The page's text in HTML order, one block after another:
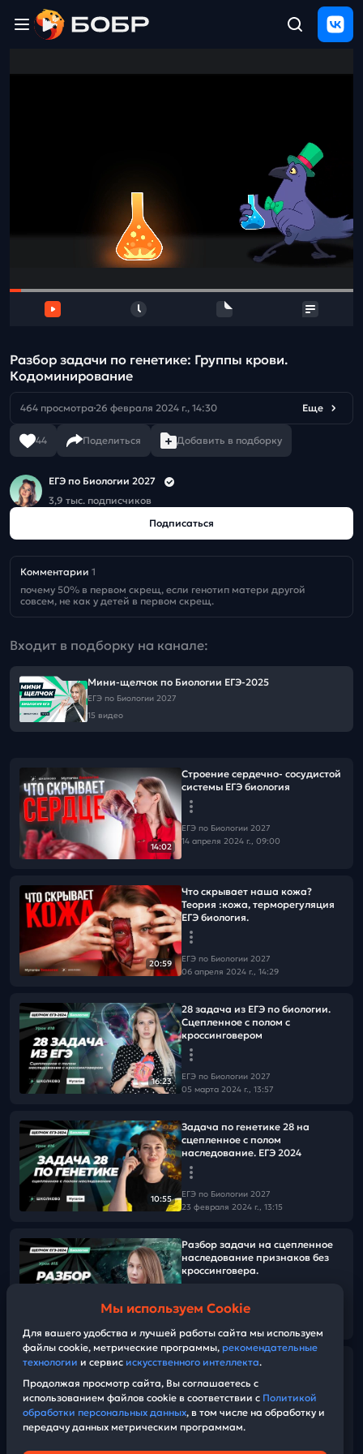
и
Разбор задачи по генетике: Группы крови.
Кодоминирование
464 просмотра 26 февраля 2024 г., 14:30 Еще
44 Поделиться Добавить в подборку
ЕГЭ по Биологии 2027
3,9 тыс. подписчиков
Подписаться
Комментарии 1
почему 50% в первом скрещ, если генотип матери другой
совсем, не как у детей в первом скрещ.
Входит в подборку на канале:
Мини-щелчок по Биологии ЕГЭ-2025
ЕГЭ по Биологии 2027
15 видео
14:02
Строение сердечно- сосудистой
системы ЕГЭ биология
ЕГЭ по Биологии 2027
14 апреля 2024 г., 09:00
20:59
Что скрывает наша кожа?
Теория :кожа, терморегуляция
ЕГЭ биология.
ЕГЭ по Биологии 2027
06 апреля 2024 г., 14:29
16:23
28 задача из ЕГЭ по биологии.
Сцепленное с полом с
кроссинговером
ЕГЭ по Биологии 2027
05 марта 2024 г., 13:57
10:55
Задача по генетике 28 на
сцепленное с полом
наследование. ЕГЭ 2024
ЕГЭ по Биологии 2027
23 февраля 2024 г., 13:15
08:15
Разбор задачи на сцепленное
наследование признаков без
кроссинговера.
ЕГЭ по Биологии 2027
10:43
Разбор задачи по генетике "4
кроссинговером
ЕГЭ по Биологии 2027
Мы используем Cookie
Для вашего удобства и лучшей работы сайта мы используем
файлы cookie, метрические программы, рекомендательные
технологии и сервис искусственного интеллекта.
Продолжая просмотр сайта, Вы соглашаетесь с
использованием файлов cookie в соответствии с Политикой
обработки персональных данных, в том числе на обработку и
передачу данных метрическим программам.